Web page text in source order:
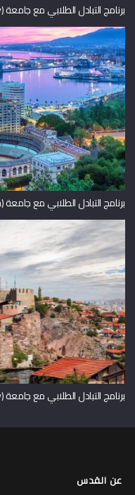
برنامج التبادل الطلابي مع جامعة (Middle East Technical University) في تركيا
برنامج التبادل الطلابي مع جامعة (University of Malaga) في اسبانيا
برنامج التبادل الطلابي مع جامعة (Ankara University) في تركيا
عن القدس